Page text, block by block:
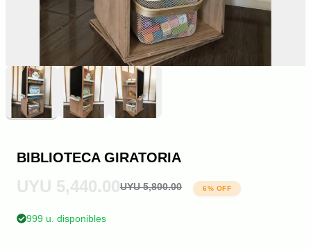
BIBLIOTECA GIRATORIA
UYU 5,440.00UYU 5,800.00 6% OFF
999 u. disponibles